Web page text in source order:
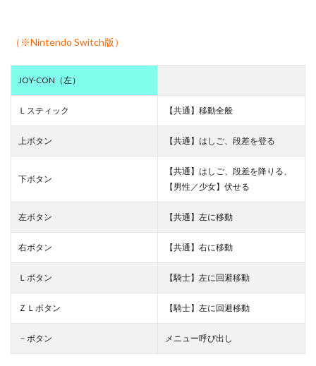
（※Nintendo Switch版）
JOY-CON（左）
Ｌスティック 【共通】移動全般
上ボタン 【共通】はしご、段差を登る
下ボタン
【共通】はしご、段差を降りる、
【男性／少女】伏せる
左ボタン 【共通】左に移動
右ボタン 【共通】右に移動
Ｌボタン 【騎士】左に回避移動
ＺＬボタン 【騎士】左に回避移動
－ボタン メニュー呼び出し